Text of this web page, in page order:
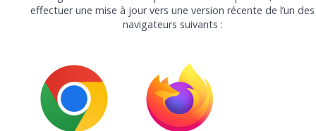
effectuer une mise à jour vers une version récente de l’un des
navigateurs suivants :